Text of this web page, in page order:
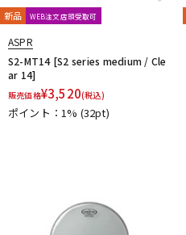
新品 WEB注文店頭受取可
ASPR
S2-MT14 [S2 series medium / Cle
ar 14]
販売価格¥3,520(税込)
ポイント：1% (32pt)